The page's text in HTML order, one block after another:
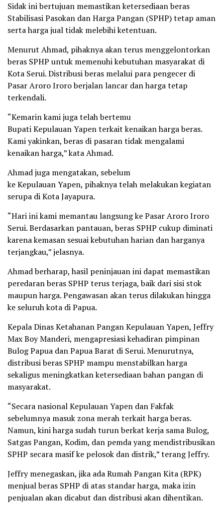
Sidak ini bertujuan memastikan ketersediaan beras
Stabilisasi Pasokan dan Harga Pangan (SPHP) tetap aman
serta harga jual tidak melebihi ketentuan.
Menurut Ahmad, pihaknya akan terus menggelontorkan
beras SPHP untuk memenuhi kebutuhan masyarakat di
Kota Serui. Distribusi beras melalui para pengecer di
Pasar Aroro Iroro berjalan lancar dan harga tetap
terkendali.
“Kemarin kami juga telah bertemu
Bupati Kepulauan Yapen terkait kenaikan harga beras.
Kami yakinkan, beras di pasaran tidak mengalami
kenaikan harga,” kata Ahmad.
Ahmad juga mengatakan, sebelum
ke Kepulauan Yapen, pihaknya telah melakukan kegiatan
serupa di Kota Jayapura.
“Hari ini kami memantau langsung ke Pasar Aroro Iroro
Serui. Berdasarkan pantauan, beras SPHP cukup diminati
karena kemasan sesuai kebutuhan harian dan harganya
terjangkau,” jelasnya.
Ahmad berharap, hasil peninjauan ini dapat memastikan
peredaran beras SPHP terus terjaga, baik dari sisi stok
maupun harga. Pengawasan akan terus dilakukan hingga
ke seluruh kota di Papua.
Kepala Dinas Ketahanan Pangan Kepulauan Yapen, Jeffry
Max Boy Manderi, mengapresiasi kehadiran pimpinan
Bulog Papua dan Papua Barat di Serui. Menurutnya,
distribusi beras SPHP mampu menstabilkan harga
sekaligus meningkatkan ketersediaan bahan pangan di
masyarakat.
“Secara nasional Kepulauan Yapen dan Fakfak
sebelumnya masuk zona merah terkait harga beras.
Namun, kini harga sudah turun berkat kerja sama Bulog,
Satgas Pangan, Kodim, dan pemda yang mendistribusikan
SPHP secara masif ke pelosok dan distrik,” terang Jeffry.
Jeffry menegaskan, jika ada Rumah Pangan Kita (RPK)
menjual beras SPHP di atas standar harga, maka izin
penjualan akan dicabut dan distribusi akan dihentikan.